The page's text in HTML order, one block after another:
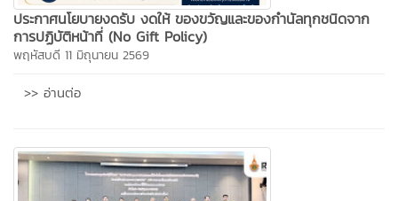
ประกาศนโยบายงดรับ งดให้ ของขวัญและของกำนัลทุกชนิดจาก
การปฏิบัติหน้าที่ (No Gift Policy)
พฤหัสบดี 11 มิถุนายน 2569
>> อ่านต่อ